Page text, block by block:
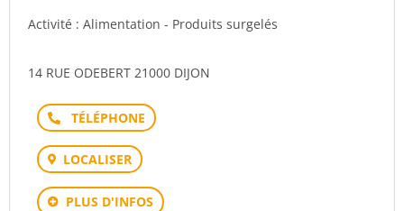
Activité : Alimentation - Produits surgelés
14 RUE ODEBERT 21000 DIJON
Téléphone
LOCALISER
PLUS D'INFOS